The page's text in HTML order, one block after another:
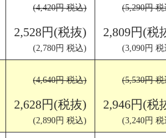
(4,420円 税込)
2,528円(税抜)
(2,780円 税込)
(5,290円
2,809円(税
(3,090円
(4,640円 税込)
2,628円(税抜)
(2,890円 税込)
(5,530円
2,946円(税
(3,240円